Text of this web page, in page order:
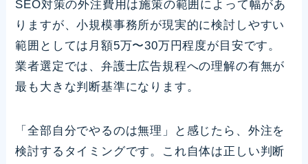
SEO対策の外注費用は施策の範囲によって幅があ
りますが、小規模事務所が現実的に検討しやすい
範囲としては月額5万〜30万円程度が目安です。
業者選定では、弁護士広告規程への理解の有無が
最も大きな判断基準になります。
「全部自分でやるのは無理」と感じたら、外注を
検討するタイミングです。これ自体は正しい判断